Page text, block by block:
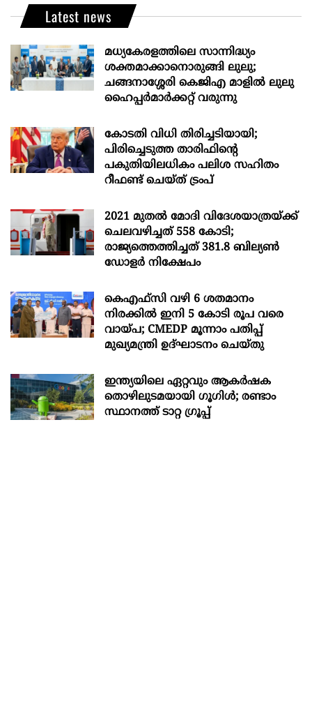
Latest news
മധ്യകേരളത്തിലെ സാന്നിദ്ധ്യം
ശക്തമാക്കാനൊരുങ്ങി ലുലു;
ചങ്ങനാശ്ശേരി കെജിഎ മാളിൽ ലുലു
ഹൈപ്പർമാർക്കറ്റ് വരുന്നു
കോടതി വിധി തിരിച്ചടിയായി;
പിരിച്ചെടുത്ത താരിഫിന്‍റെ
പകുതിയിലധികം പലിശ സഹിതം
റീഫണ്ട് ചെയ്ത് ട്രംപ്
2021 മുതൽ മോദി വിദേശയാത്രയ്ക്ക്
ചെലവഴിച്ചത് 558 കോടി;
രാജ്യത്തെത്തിച്ചത് 381.8 ബില്യൺ
ഡോളർ നിക്ഷേപം
കെഎഫ്സി വഴി 6 ശതമാനം
നിരക്കിൽ ഇനി 5 കോടി രൂപ വരെ
വായ്പ; CMEDP മൂന്നാം പതിപ്പ്
മുഖ്യമന്ത്രി ഉദ്ഘാടനം ചെയ്തു
ഇന്ത്യയിലെ ഏറ്റവും ആകര്‍ഷക
തൊഴിലുടമയായി ഗൂഗിള്‍; രണ്ടാം
സ്ഥാനത്ത് ടാറ്റ ഗ്രൂപ്പ്